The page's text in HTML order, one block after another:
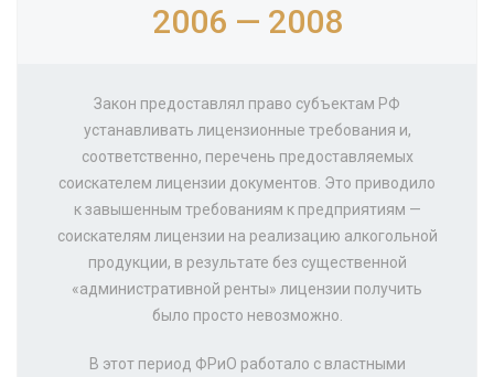
2006 — 2008
Закон предоставлял право субъектам РФ
устанавливать лицензионные требования и,
соответственно, перечень предоставляемых
соискателем лицензии документов. Это приводило
к завышенным требованиям к предприятиям —
соискателям лицензии на реализацию алкогольной
продукции, в результате без существенной
«административной ренты» лицензии получить
было просто невозможно.
В этот период ФРиО работало с властными